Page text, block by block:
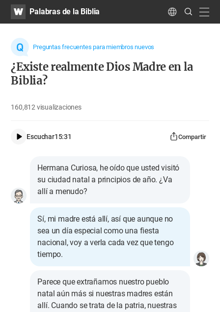
WATVPalabras de la Biblia Language
Search
Submit
Preguntas frecuentes para miembros nuevos
¿Existe realmente Dios Madre en la
Biblia?
160,812 visualizaciones
Escuchar15:31 Compartir
Hermana Curiosa, he oído que usted visitó
su ciudad natal a principios de año. ¿Va
allí a menudo?
Sí, mi madre está allí, así que aunque no
sea un día especial como una fiesta
nacional, voy a verla cada vez que tengo
tiempo.
Parece que extrañamos nuestro pueblo
natal aún más si nuestras madres están
allí. Cuando se trata de la patria, nuestras